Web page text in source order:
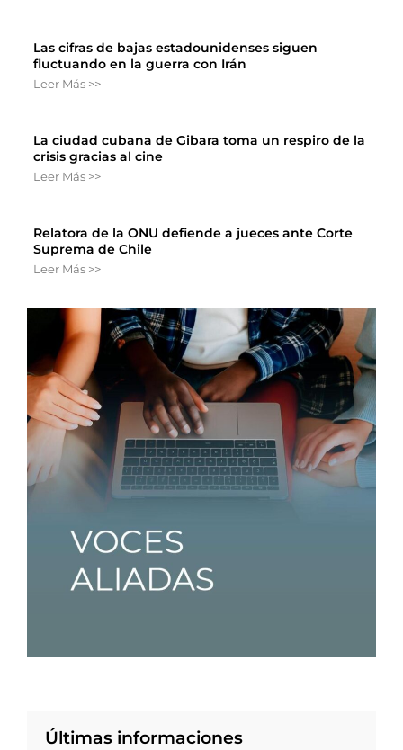
Las cifras de bajas estadounidenses siguen
fluctuando en la guerra con Irán
Leer Más >>
La ciudad cubana de Gibara toma un respiro de la
crisis gracias al cine
Leer Más >>
Relatora de la ONU defiende a jueces ante Corte
Suprema de Chile
Leer Más >>
Últimas informaciones